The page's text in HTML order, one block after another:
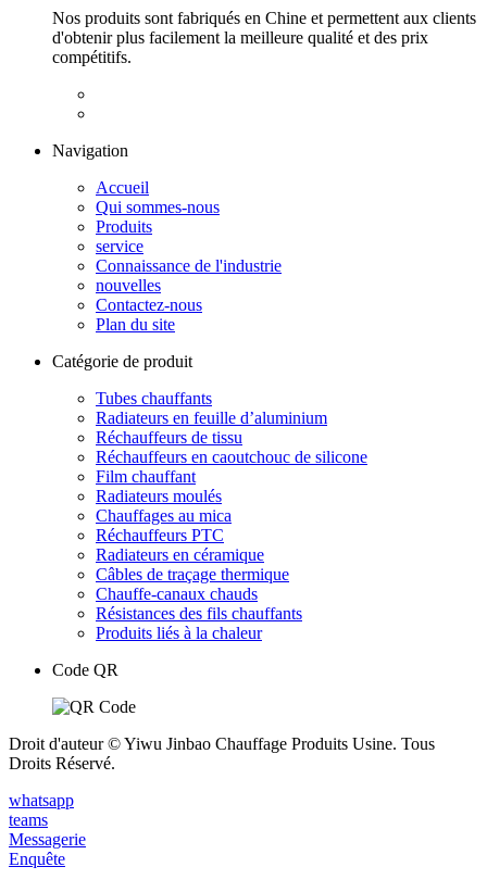
Nos produits sont fabriqués en Chine et permettent aux clients
d'obtenir plus facilement la meilleure qualité et des prix
compétitifs.
Navigation
Accueil
Qui sommes-nous
Produits
service
Connaissance de l'industrie
nouvelles
Contactez-nous
Plan du site
Catégorie de produit
Tubes chauffants
Radiateurs en feuille d’aluminium
Réchauffeurs de tissu
Réchauffeurs en caoutchouc de silicone
Film chauffant
Radiateurs moulés
Chauffages au mica
Réchauffeurs PTC
Radiateurs en céramique
Câbles de traçage thermique
Chauffe-canaux chauds
Résistances des fils chauffants
Produits liés à la chaleur
Code QR
Droit d'auteur © Yiwu Jinbao Chauffage Produits Usine. Tous
Droits Réservé.
whatsapp
teams
Messagerie
Enquête